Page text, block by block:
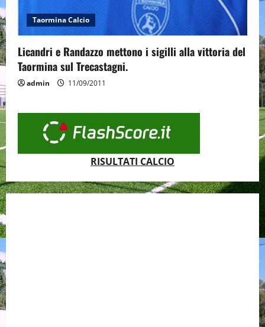
Taormina Calcio
Licandri e Randazzo mettono i sigilli alla vittoria del
Taormina sul Trecastagni.
admin 11/09/2011
RISULTATI CALCIO